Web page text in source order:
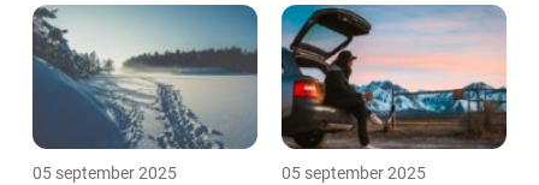
05 september 2025 05 september 2025